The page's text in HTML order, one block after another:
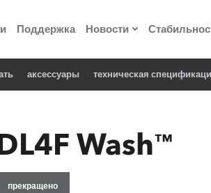
Поддержка Новости
Пресс-релизы
аксессуары техническая
Wash™
прекращено